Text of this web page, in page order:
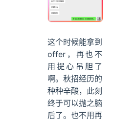
这个时候能拿到
offer，再也不
用提心吊胆了
啊。秋招经历的
种种辛酸，此刻
终于可以抛之脑
后了。也不用再